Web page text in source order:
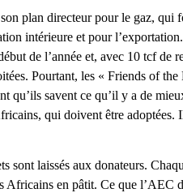
plan directeur pour le gaz, qui
intérieure et pour
de l’année et, avec 10 tcf de
Pourtant, les « Friends of
qu’ils savent ce qu’il y a de
qui doivent être adoptées.
sont laissés aux donateurs.
Africains en pâtit. Ce que l’AEC